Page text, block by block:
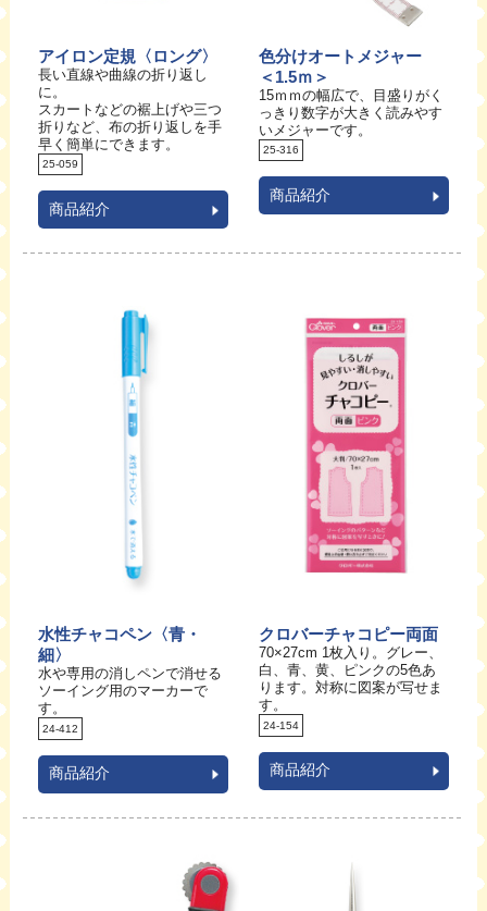
アイロン定規〈ロング〉
長い直線や曲線の折り返し
に。
スカートなどの裾上げや三つ
折りなど、布の折り返しを手
早く簡単にできます。
25-059
商品紹介
色分けオートメジャー
＜1.5ｍ＞
15ｍｍの幅広で、目盛りがく
っきり数字が大きく読みやす
いメジャーです。
25-316
商品紹介
水性チャコペン〈青・
細〉
水や専用の消しペンで消せる
ソーイング用のマーカーで
す。
24-412
商品紹介
クロバーチャコピー両面
70×27cm 1枚入り。グレー、
白、青、黄、ピンクの5色あ
ります。対称に図案が写せま
す。
24-154
商品紹介